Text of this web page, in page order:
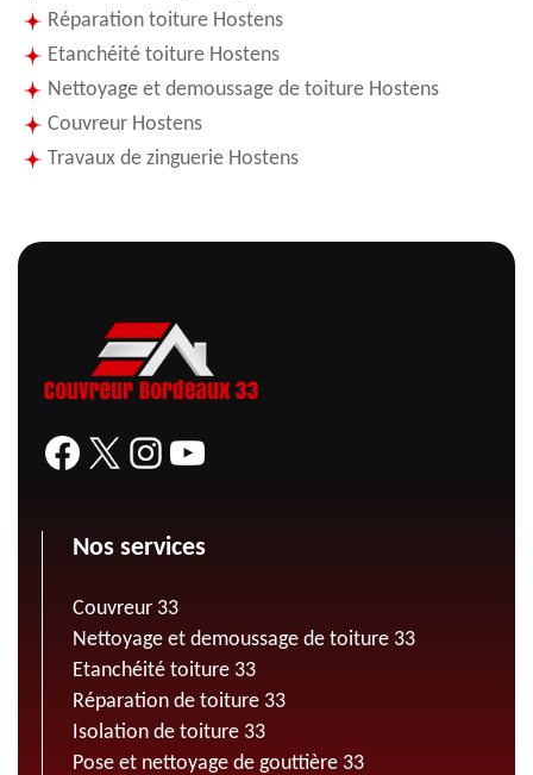
Réparation toiture Hostens
Etanchéité toiture Hostens
Nettoyage et demoussage de toiture Hostens
Couvreur Hostens
Travaux de zinguerie Hostens
Nos services
Couvreur 33
Nettoyage et demoussage de toiture 33
Etanchéité toiture 33
Réparation de toiture 33
Isolation de toiture 33
Pose et nettoyage de gouttière 33